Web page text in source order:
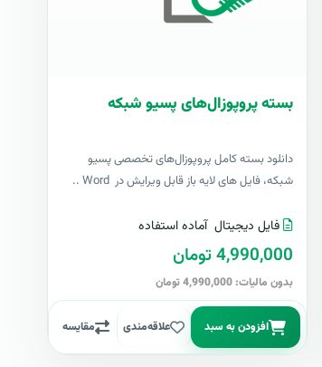
بسته پروپوزال‌های پسیو شبکه
دانلود بسته کامل پروپوزال‌های تخصصی پسیو
شبکه، فایل های لایه باز قابل ویرایش در Word ..
فایل دیجیتال آماده استفاده
4,990,000 تومان
بدون مالیات: 4,990,000 تومان
افزودن به سبد علاقه‌مندی مقایسه